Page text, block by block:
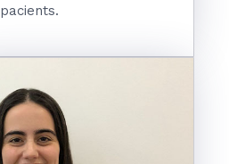
pacients.